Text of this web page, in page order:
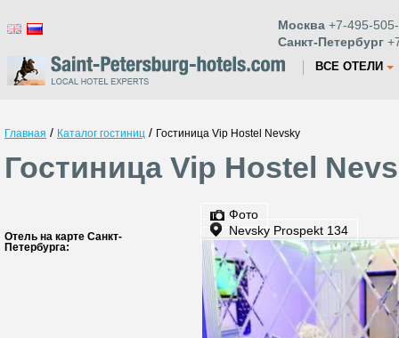
Москва +7-495-
Санкт-Петербург
ВСЕ ОТЕЛИ
Главная / Каталог гостиниц / Гостиница Vip Hostel Nevsky
Гостиница Vip Hostel
Отель на карте Санкт-
Петербурга:
Фото
Nevsky Prospekt 134